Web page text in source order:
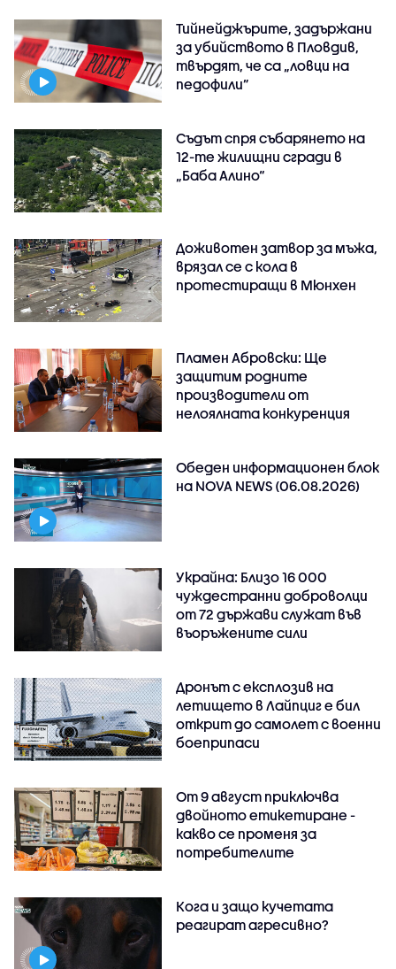
Тийнейджърите, задържани
за убийството в Пловдив,
твърдят, че са „ловци на
педофили”
Съдът спря събарянето на
12-те жилищни сгради в
„Баба Алино“
Доживотен затвор за мъжа,
врязал се с кола в
протестиращи в Мюнхен
Пламен Абровски: Ще
защитим родните
производители от
нелоялната конкуренция
Обеден информационен блок
на NOVA NEWS (06.08.2026)
Украйна: Близо 16 000
чуждестранни доброволци
от 72 държави служат във
въоръжените сили
Дронът с експлозив на
летището в Лайпциг е бил
открит до самолет с военни
боеприпаси
От 9 август приключва
двойното етикетиране -
какво се променя за
потребителите
Кога и защо кучетата
реагират агресивно?